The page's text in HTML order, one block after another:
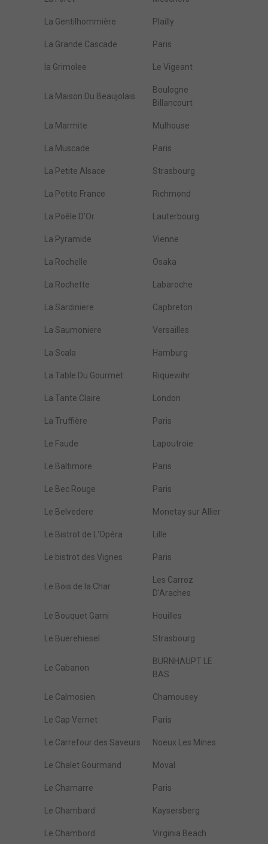
La Gentilhommière Plailly
La Grande Cascade Paris
la Grimolee Le Vigeant
La Maison Du Beaujolais
Boulogne
Billancourt
La Marmite Mulhouse
La Muscade Paris
La Petite Alsace Strasbourg
La Petite France Richmond
La Poêle D'Or Lauterbourg
La Pyramide Vienne
La Rochelle Osaka
La Rochette Labaroche
La Sardiniere Capbreton
La Saumoniere Versailles
La Scala Hamburg
La Table Du Gourmet Riquewihr
La Tante Claire London
La Truffière Paris
Le Faude Lapoutroie
Le Baltimore Paris
Le Bec Rouge Paris
Le Belvedere Monetay sur Allier
Le Bistrot de L'Opéra Lille
Le bistrot des Vignes Paris
Le Bois de la Char
Les Carroz
D'Araches
Le Bouquet Garni Houilles
Le Buerehiesel Strasbourg
Le Cabanon
BURNHAUPT LE
BAS
Le Calmosien Chamousey
Le Cap Vernet Paris
Le Carrefour des Saveurs Noeux Les Mines
Le Chalet Gourmand Moval
Le Chamarre Paris
Le Chambard Kaysersberg
Le Chambord Virginia Beach